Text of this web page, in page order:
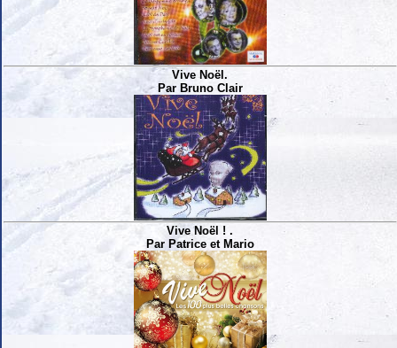
Vive Noël.
Par Bruno Clair
Vive Noël ! .
Par Patrice et Mario